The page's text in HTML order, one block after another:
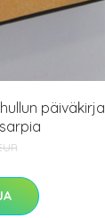
päiväkirja